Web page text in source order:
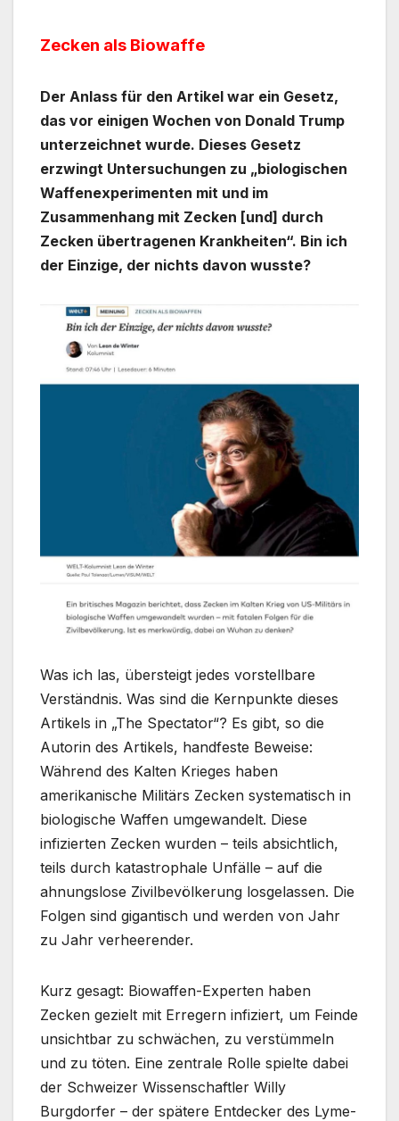
Zecken als Biowaffe
Der Anlass für den Artikel war ein Gesetz,
das vor einigen Wochen von Donald Trump
unterzeichnet wurde. Dieses Gesetz
erzwingt Untersuchungen zu „biologischen
Waffenexperimenten mit und im
Zusammenhang mit Zecken [und] durch
Zecken übertragenen Krankheiten“. Bin ich
der Einzige, der nichts davon wusste?
Was ich las, übersteigt jedes vorstellbare
Verständnis. Was sind die Kernpunkte dieses
Artikels in „The Spectator“? Es gibt, so die
Autorin des Artikels, handfeste Beweise:
Während des Kalten Krieges haben
amerikanische Militärs Zecken systematisch in
biologische Waffen umgewandelt. Diese
infizierten Zecken wurden – teils absichtlich,
teils durch katastrophale Unfälle – auf die
ahnungslose Zivilbevölkerung losgelassen. Die
Folgen sind gigantisch und werden von Jahr
zu Jahr verheerender.
Kurz gesagt: Biowaffen-Experten haben
Zecken gezielt mit Erregern infiziert, um Feinde
unsichtbar zu schwächen, zu verstümmeln
und zu töten. Eine zentrale Rolle spielte dabei
der Schweizer Wissenschaftler Willy
Burgdorfer – der spätere Entdecker des Lyme-